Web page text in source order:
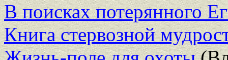
В поисках потерянного
Книга стервозной